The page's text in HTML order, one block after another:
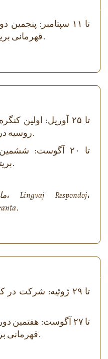
قهرمانی بریتانیا در بارسلونا.
روسیه در سن پترزبورگ.
بریتانیا در واشنگتن.
(اورشکو)،Lingvaj Respondoj،
.
قهرمانی بریتانیا در آنتورپ.